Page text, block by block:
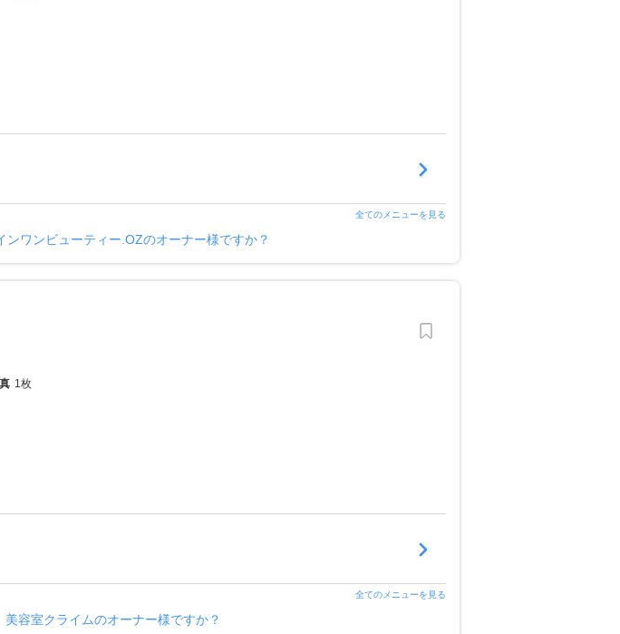
全てのメニューを見る
ンワンビューティー.OZのオーナー様ですか？
1枚
全てのメニューを見る
美容室クライムのオーナー様ですか？